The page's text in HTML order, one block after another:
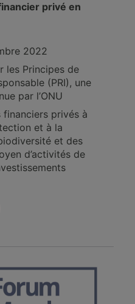
privé en
2022
les Principes de
(PRI), une
par l’ONU
privés à
et à la
et des
d’activités de